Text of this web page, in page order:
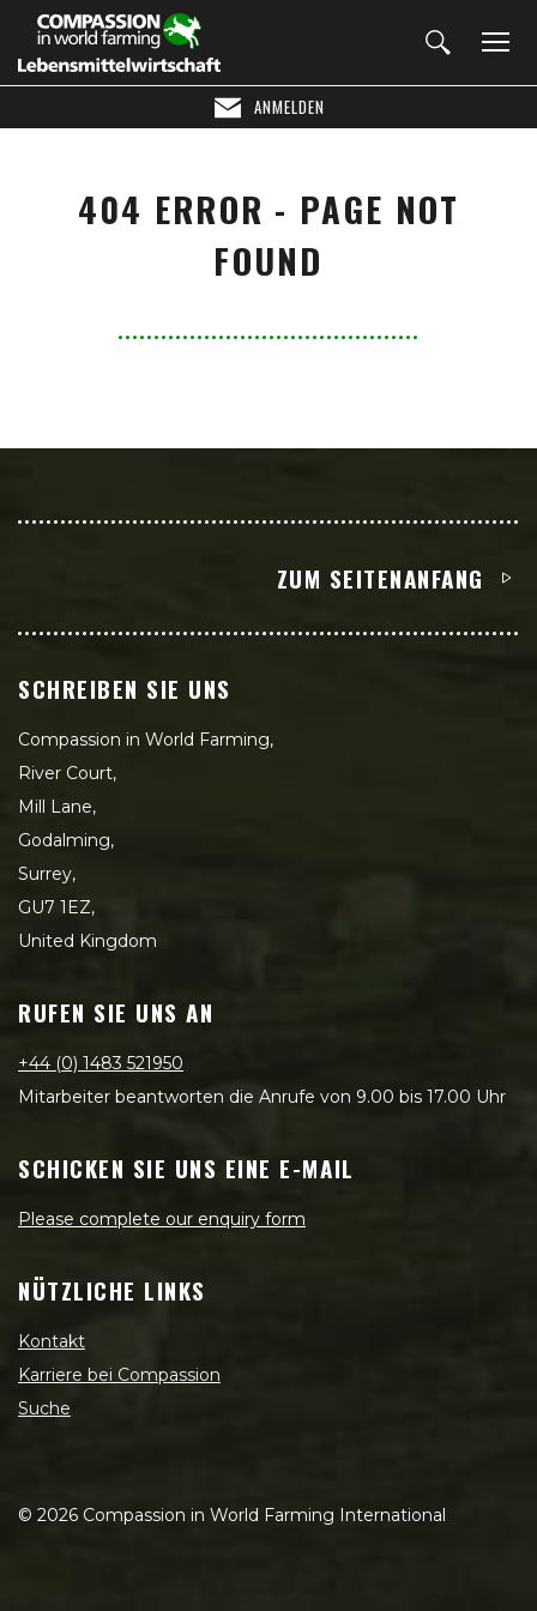
ANMELDEN
404 ERROR - PAGE NOT
FOUND
ZUM SEITENANFANG
SCHREIBEN SIE UNS
Compassion in World Farming,
River Court,
Mill Lane,
Godalming,
Surrey,
GU7 1EZ,
United Kingdom
RUFEN SIE UNS AN
+44 (0) 1483 521950
Mitarbeiter beantworten die Anrufe von 9.00 bis 17.00 Uhr
SCHICKEN SIE UNS EINE E-MAIL
Please complete our enquiry form
NÜTZLICHE LINKS
Kontakt
Karriere bei Compassion
Suche
© 2026 Compassion in World Farming International